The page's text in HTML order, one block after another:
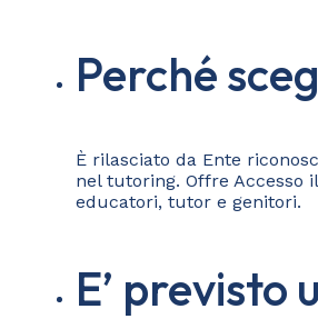
Perché
È rilasciato da Ente
nel tutoring. Offre Accesso
educatori, tutor e genitori.
E’ previsto